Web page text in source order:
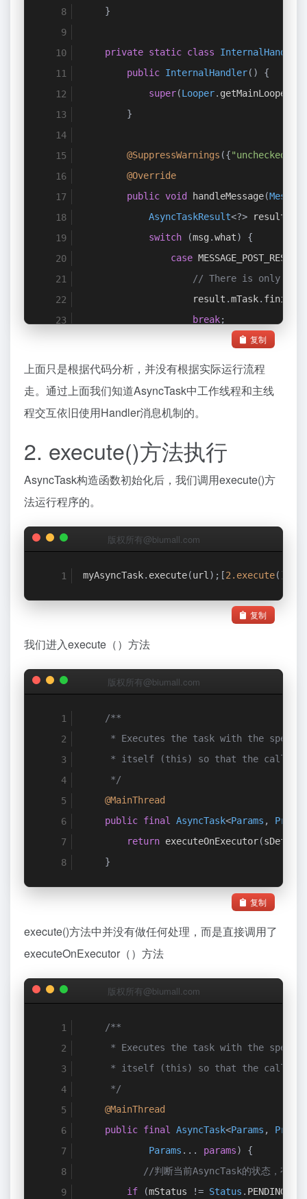
}
private static class
InternalHandler
public InternalHandler()
{
super(Looper. getMainLooper
}
@SuppressWarnings ({"unchecked"
@Override
public void handleMessage(Message
AsyncTaskResult<?> result
switch
(msg .what)
{
case MESSAGE_POST_RESULT
// There is only
                    result
.mTask. finish
break;
}
复制
上面只是根据代码分析，并没有根据实际运行流程
走。通过上面我们知道AsyncTask中工作线程和主线
程交互依旧使用Handler消息机制的。
2. execute()方法执行
AsyncTask构造函数初始化后，我们调用execute()方
法运行程序的。
版权所有@biumall.com
myAsyncTask. execute(url );[2.execute()运
复制
我们进入execute（）方法
版权所有@biumall.com
/**
* Executes the task with the
* itself (this) so that the caller
     */
@MainThread
public final AsyncTask<Params ,
return executeOnExecutor(
}
复制
execute()方法中并没有做任何处理，而是直接调用了
executeOnExecutor（）方法
版权所有@biumall.com
/**
* Executes the task with the
* itself (this) so that the caller
     */
@MainThread
public final AsyncTask<Params ,
Params ... params)
{
//判断当前AsyncTask的状态，有三
if
(mStatus != Status . PENDING